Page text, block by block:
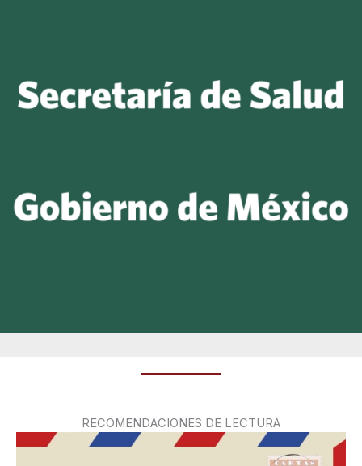
RECOMENDACIONES DE LECTURA